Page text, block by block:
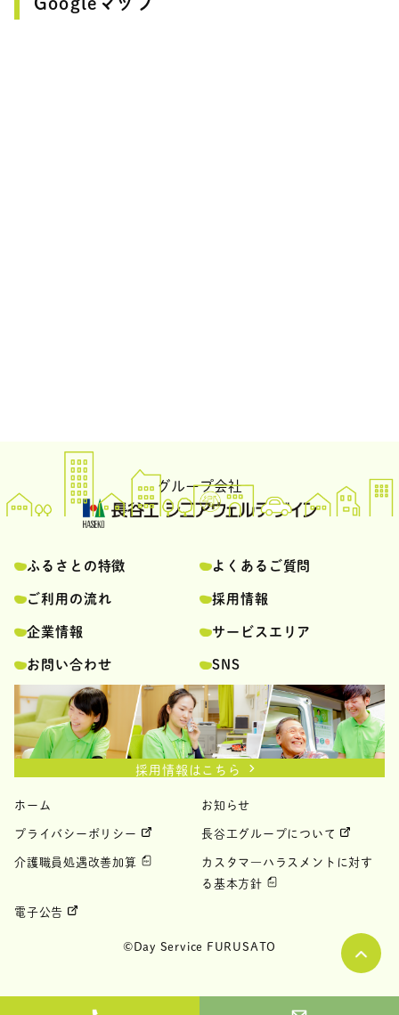
グループ会社
ふるさとの特徴
ご利用の流れ
企業情報
お問い合わせ
よくあるご質問
採用情報
サービスエリア
SNS
採用情報はこちら
ホーム お知らせ
プライバシーポリシー 長谷工グループについて
介護職員処遇改善加算
カスタマ―ハラスメントに対す
る基本⽅針
電子公告
©Day Service FURUSATO